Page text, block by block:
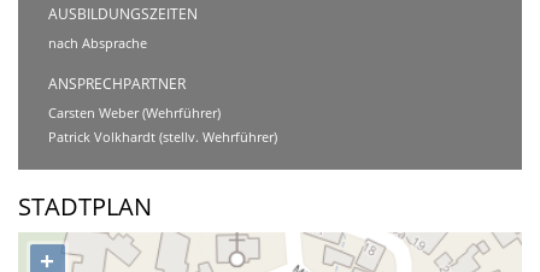
AUSBILDUNGSZEITEN
nach Absprache
ANSPRECHPARTNER
Carsten Weber (Wehrführer)
Patrick Volkhardt (stellv. Wehrführer)
STADTPLAN
+